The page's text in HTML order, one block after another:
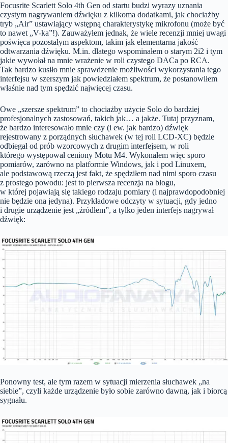
Focusrite Scarlett Solo 4th Gen od startu budzi wyrazy uznania
czystym nagrywaniem dźwięku z kilkoma dodatkami, jak chociażby
tryb „Air” ustawiający wstępną charakterystykę mikrofonu (może być
to nawet „V-ka”!). Zauważyłem jednak, że wiele recenzji mniej uwagi
poświęca pozostałym aspektom, takim jak elementarna jakość
odtwarzania dźwięku. M.in. dlatego wspominałem o starym 2i2 i tym
jakie wywołał na mnie wrażenie w roli czystego DACa po RCA.
Tak bardzo kusiło mnie sprawdzenie możliwości wykorzystania tego
interfejsu w szerszym jak powiedziałem spektrum, że postanowiłem
właśnie nad tym spędzić najwięcej czasu.
Owe „szersze spektrum” to chociażby użycie Solo do bardziej
profesjonalnych zastosowań, takich jak… a jakże. Tutaj przyznam,
że bardzo interesowało mnie czy (i ew. jak bardzo) dźwięk
rejestrowany z porządnych słuchawek (w tej roli LCD-XC) będzie
odbiegał od prób wzorcowych z drugim interfejsem, w roli
którego występował ceniony Motu M4. Wykonałem więc sporo
pomiarów, zarówno na platformie Windows, jak i pod Linuxem,
ale podstawową rzeczą jest fakt, że spędziłem nad nimi sporo czasu
z prostego powodu: jest to pierwsza recenzja na blogu,
w której pojawiają się takiego rodzaju pomiary (i najprawdopodobniej
nie będzie ona jedyna). Przykładowe odczyty w sytuacji, gdy jedno
i drugie urządzenie jest „źródłem”, a tylko jeden interfejs nagrywał
dźwięk:
Ponowny test, ale tym razem w sytuacji mierzenia słuchawek „na
siebie”, czyli każde urządzenie było sobie zarówno dawną, jak i biorcą
sygnału.